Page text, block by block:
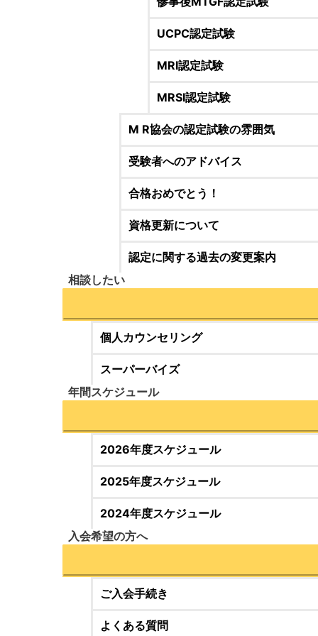
UCPC認定試験
MRI認定試験
MRSI認定試験
M R協会の認定試験の雰囲気
受験者へのアドバイス
合格おめでとう！
資格更新について
認定に関する過去の変更案内
相談したい
個人カウンセリング
スーパーバイズ
年間スケジュール
2026年度スケジュール
2025年度スケジュール
2024年度スケジュール
入会希望の方へ
ご入会手続き
よくある質問